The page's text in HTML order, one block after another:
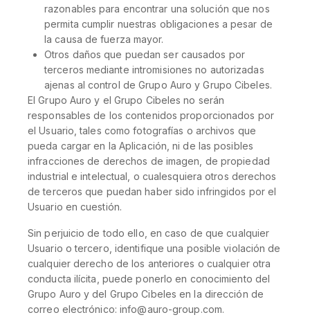
razonables para encontrar una solución que nos
permita cumplir nuestras obligaciones a pesar de
la causa de fuerza mayor.
Otros daños que puedan ser causados por
terceros mediante intromisiones no autorizadas
ajenas al control de Grupo Auro y Grupo Cibeles.
El Grupo Auro y el Grupo Cibeles no serán
responsables de los contenidos proporcionados por
el Usuario, tales como fotografías o archivos que
pueda cargar en la Aplicación, ni de las posibles
infracciones de derechos de imagen, de propiedad
industrial e intelectual, o cualesquiera otros derechos
de terceros que puedan haber sido infringidos por el
Usuario en cuestión.
Sin perjuicio de todo ello, en caso de que cualquier
Usuario o tercero, identifique una posible violación de
cualquier derecho de los anteriores o cualquier otra
conducta ilícita, puede ponerlo en conocimiento del
Grupo Auro y del Grupo Cibeles en la dirección de
correo electrónico: info@auro-group.com.